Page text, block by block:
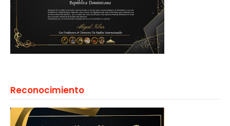
Reconocimiento